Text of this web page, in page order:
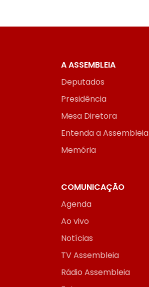
A ASSEMBLEIA
Deputados
Presidência
Mesa Diretora
Entenda a Assembleia
Memória
COMUNICAÇÃO
Agenda
Ao vivo
Notícias
TV Assembleia
Rádio Assembleia